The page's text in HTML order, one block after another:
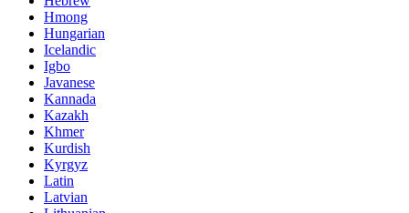
Hmong
Hungarian
Icelandic
Igbo
Javanese
Kannada
Kazakh
Khmer
Kurdish
Kyrgyz
Latin
Latvian